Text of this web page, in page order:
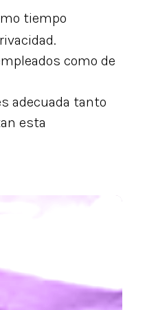
tiempo
como de
adecuada tanto
esta